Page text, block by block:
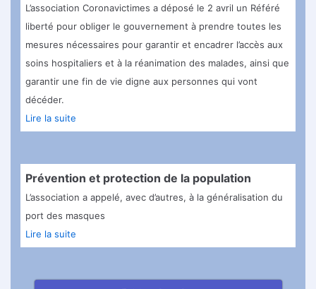
L’association Coronavictimes a déposé le 2 avril un Référé
liberté pour obliger le gouvernement à prendre toutes les
mesures nécessaires pour garantir et encadrer l’accès aux
soins hospitaliers et à la réanimation des malades, ainsi que
garantir une fin de vie digne aux personnes qui vont
décéder.
Lire la suite
Prévention et protection de la population
L’association a appelé, avec d’autres, à la généralisation du
port des masques
Lire la suite